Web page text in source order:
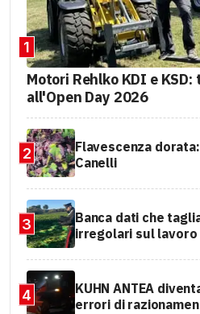
1
Motori Rehlko KDI e
all'Open Day 2026
2
Flavescenza
Canelli
3
Banca dati che
irregolari sul lavoro
4
KUHN ANTEA
errori di